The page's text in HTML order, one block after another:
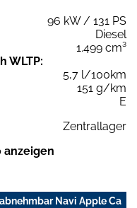
96 kW / 131 PS
Diesel
1.499 cm³
WLTP:
5,7 l/100km
151 g/km
E
Zentrallager
anzeigen
Navi Apple Ca